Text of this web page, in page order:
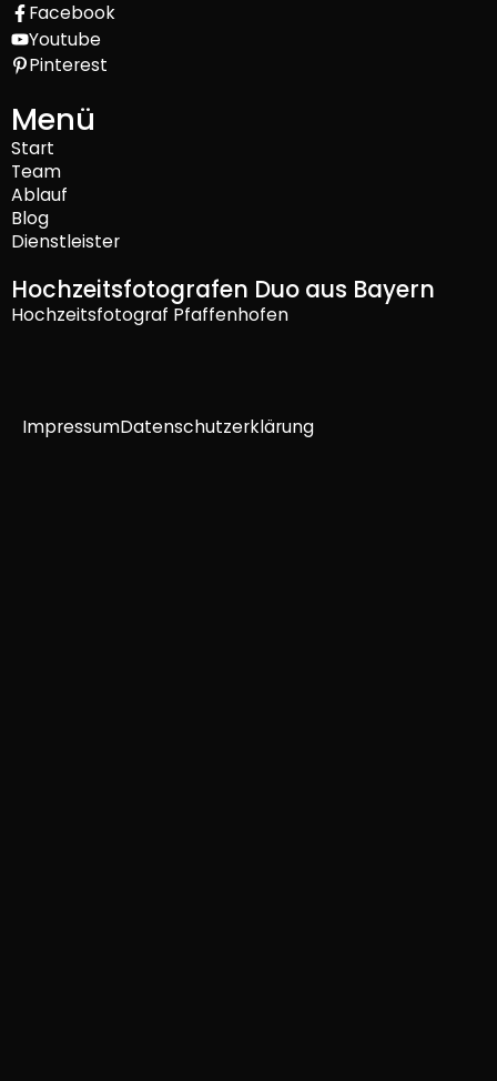
Facebook
Youtube
Pinterest
Menü
Start
Team
Ablauf
Blog
Dienstleister
Hochzeitsfotografen Duo aus Bayern
Hochzeitsfotograf Pfaffenhofen
ImpressumDatenschutzerklärung